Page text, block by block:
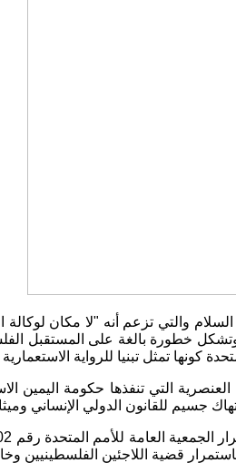
والتي تزعم أنه "لا مكان لوكالة
خطورة بالغة على المستقبل
كونها تمثل تبنيا للرواية
التي تنفذها حكومة اليمين
جسيم للقانون الدولي الإنساني
الجمعية العامة للأمم المتحدة رقم
باستمرار قضية اللاجئين